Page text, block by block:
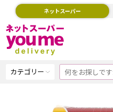
ネットスーパー
カテゴリー